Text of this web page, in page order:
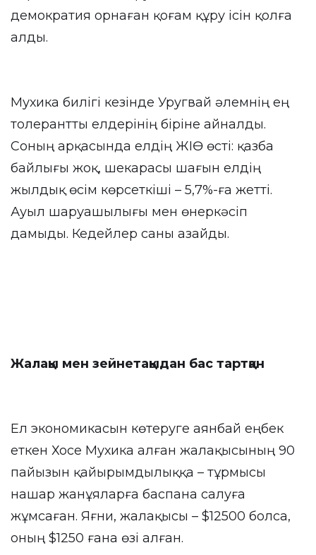
демократия орнаған қоғам құру ісін қолға
алды.
Мухика билігі кезінде Уругвай әлемнің ең
толерантты елдерінің біріне айналды.
Соның арқасында елдің ЖІӨ өсті: қазба
байлығы жоқ, шекарасы шағын елдің
жылдық өсім көрсеткіші – 5,7%-ға жетті.
Ауыл шаруашылығы мен өнеркәсіп
дамыды. Кедейлер саны азайды.
Жалақы мен зейнетақыдан бас тартқан
Ел экономикасын көтеруге аянбай еңбек
еткен Хосе Мухика алған жалақысының 90
пайызын қайырымдылыққа – тұрмысы
нашар жанұяларға баспана салуға
жұмсаған. Яғни, жалақысы – $12500 болса,
оның $1250 ғана өзі алған.